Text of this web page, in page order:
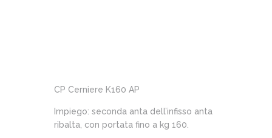
CP Cerniere K160 AP
Impiego: seconda anta dell’infisso anta
ribalta, con portata fino a kg 160.